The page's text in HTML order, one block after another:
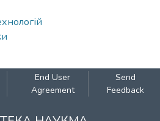
End User
Agreement
Send
Feedback